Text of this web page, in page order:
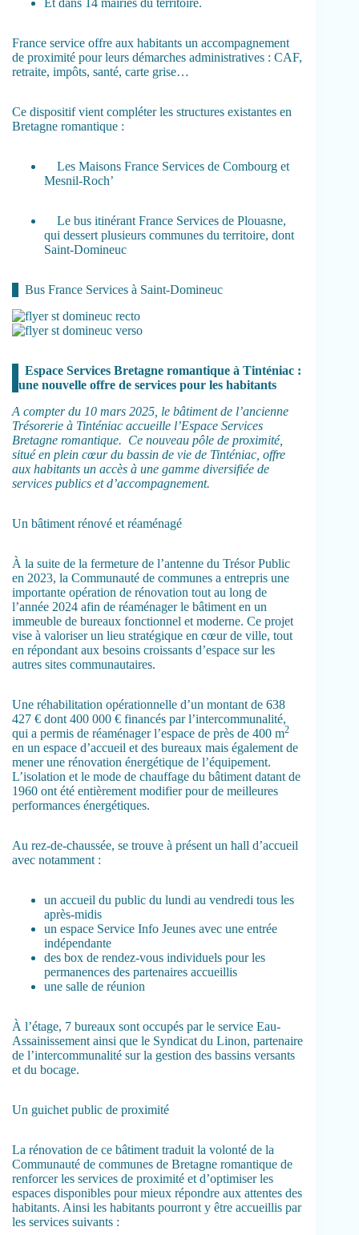
Et dans 14 mairies du territoire.
France service offre aux habitants un accompagnement
de proximité pour leurs démarches administratives : CAF,
retraite, impôts, santé, carte grise…
Ce dispositif vient compléter les structures existantes en
Bretagne romantique :
Les Maisons France Services de Combourg et
Mesnil-Roch’
Le bus itinérant France Services de Plouasne,
qui dessert plusieurs communes du territoire, dont
Saint-Domineuc
Bus France Services à Saint-Domineuc
Espace Services Bretagne romantique à Tinténiac :
une nouvelle offre de services pour les habitants
A compter du 10 mars 2025, le bâtiment de l’ancienne
Trésorerie à Tinténiac accueille l’Espace Services
Bretagne romantique. Ce nouveau pôle de proximité,
situé en plein cœur du bassin de vie de Tinténiac, offre
aux habitants un accès à une gamme diversifiée de
services publics et d’accompagnement.
Un bâtiment rénové et réaménagé
À la suite de la fermeture de l’antenne du Trésor Public
en 2023, la Communauté de communes a entrepris une
importante opération de rénovation tout au long de
l’année 2024 afin de réaménager le bâtiment en un
immeuble de bureaux fonctionnel et moderne. Ce projet
vise à valoriser un lieu stratégique en cœur de ville, tout
en répondant aux besoins croissants d’espace sur les
autres sites communautaires.
Une réhabilitation opérationnelle d’un montant de 638
427 € dont 400 000 € financés par l’intercommunalité,
qui a permis de réaménager l’espace de près de 400 m2
en un espace d’accueil et des bureaux mais également de
mener une rénovation énergétique de l’équipement.
L’isolation et le mode de chauffage du bâtiment datant de
1960 ont été entièrement modifier pour de meilleures
performances énergétiques.
Au rez-de-chaussée, se trouve à présent un hall d’accueil
avec notamment :
un accueil du public du lundi au vendredi tous les
après-midis
un espace Service Info Jeunes avec une entrée
indépendante
des box de rendez-vous individuels pour les
permanences des partenaires accueillis
une salle de réunion
À l’étage, 7 bureaux sont occupés par le service Eau-
Assainissement ainsi que le Syndicat du Linon, partenaire
de l’intercommunalité sur la gestion des bassins versants
et du bocage.
Un guichet public de proximité
La rénovation de ce bâtiment traduit la volonté de la
Communauté de communes de Bretagne romantique de
renforcer les services de proximité et d’optimiser les
espaces disponibles pour mieux répondre aux attentes des
habitants. Ainsi les habitants pourront y être accueillis par
les services suivants :